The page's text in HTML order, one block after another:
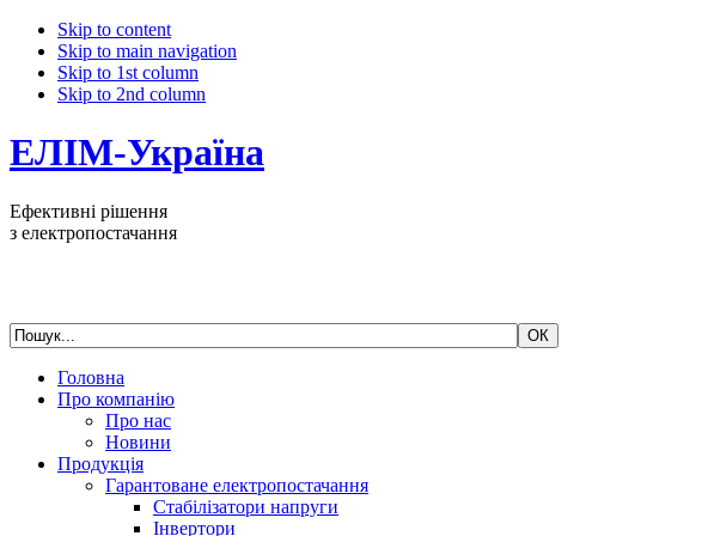
Skip to content
Skip to main navigation
Skip to 1st column
Skip to 2nd column
ЕЛІМ-Україна
Ефективні рішення
з електропостачання
Головна
Про компанію
Про нас
Новини
Продукція
Гарантоване електропостачання
Стабілізатори напруги
Інвертори